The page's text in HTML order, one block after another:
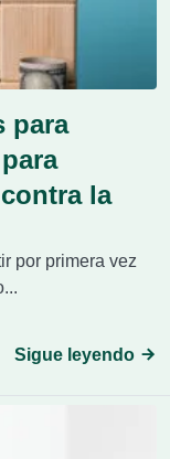
para
la
por primera vez
Sigue leyendo